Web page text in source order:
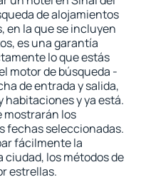
de alojamientos
en la que se incluyen
es una garantía
lo que estás
motor de búsqueda -
de entrada y salida,
habitaciones y ya está.
mostrarán los
fechas seleccionadas.
fácilmente la
los métodos de
estrellas.